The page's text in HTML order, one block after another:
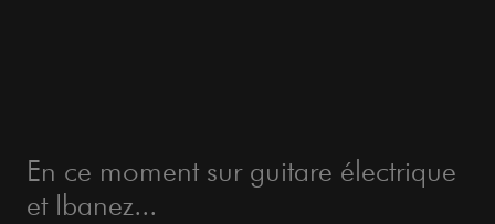
En ce moment sur guitare électrique
et Ibanez...